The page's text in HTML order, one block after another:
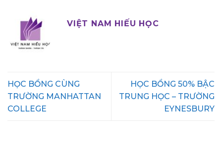
VIỆT NAM HIẾU HỌC
HỌC BỔNG CÙNG
TRƯỜNG MANHATTAN
COLLEGE
HỌC BỔNG 50% BẬC
TRUNG HỌC – TRƯỜNG
EYNESBURY